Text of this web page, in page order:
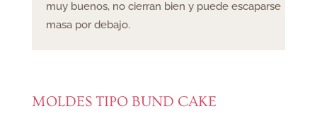
muy buenos, no cierran bien y puede escaparse
masa por debajo.
MOLDES TIPO BUND CAKE